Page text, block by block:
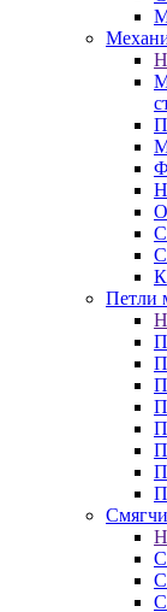
Петли